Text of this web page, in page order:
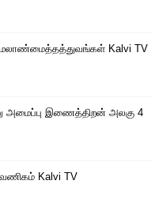
Kalvi TV
அமைப்பு இணைத்திறன் அலகு 4
வணிகம் Kalvi TV